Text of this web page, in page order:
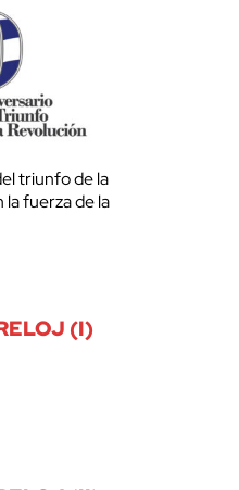
triunfo de la
la fuerza de la
(I)